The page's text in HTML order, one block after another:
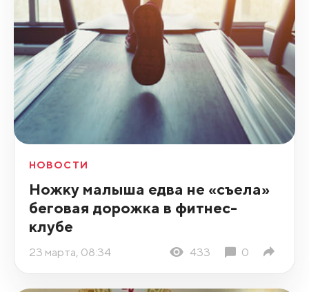
НОВОСТИ
Ножку малыша едва не «съела»
беговая дорожка в фитнес-
клубе
23 марта, 08:34 433 0